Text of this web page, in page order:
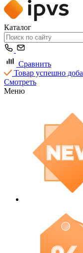
Каталог
Сравнить
Товар успешно
Смотреть
Меню